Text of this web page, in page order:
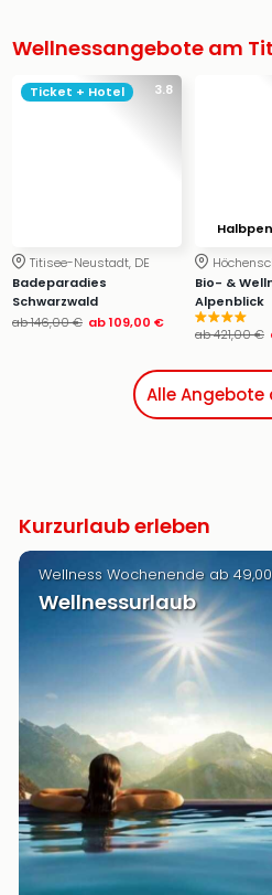
Wellnessangebote am
3.8
Ticket + Hotel
Titisee-Neustadt, DE
Badeparadies
Schwarzwald
ab146,00 € ab109,00 €
Bio- &
Alpenblick
ab421,00 €
Alle Angebote
Kurzurlaub erleben
Wellness Wochenende ab
Wellnessurlaub